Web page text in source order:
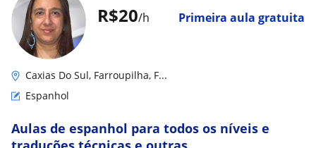
R$20/h Primeira aula gratuita
Caxias Do Sul, Farroupilha, F...
Espanhol
Aulas de espanhol para todos os níveis e